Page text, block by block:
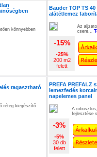
könnyebben
Bauder TOP TS
alátétlemez
Az
cseré...
-15%
-25%
200 m2
felett
ragasztható
réteg kiegészítő
PREFA PREFALZ
lemezfedés
napelemes panel
A
fejlesztése
-3%
-5%
30 db
felett